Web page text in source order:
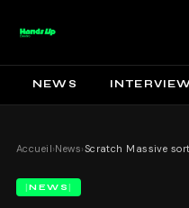
NEWS
Accueil›News›
NEWS